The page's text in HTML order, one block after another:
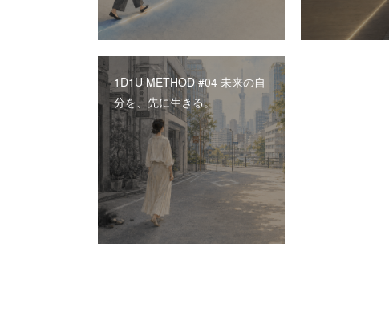
1D1U METHOD #04 未来の自
分を、先に生きる。